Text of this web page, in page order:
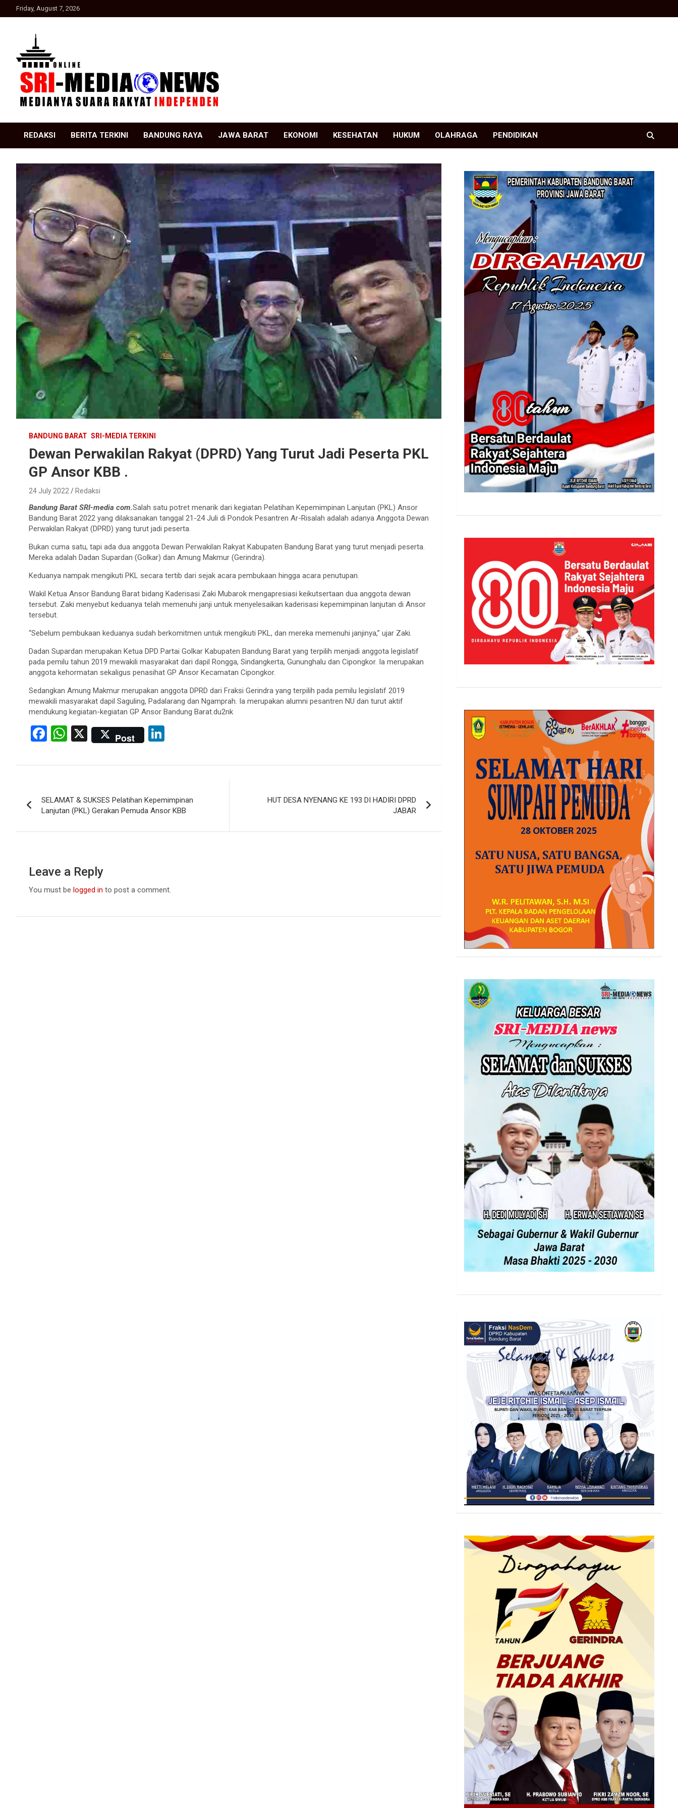
to
Friday, August 7, 2026
SRI Media news
REDAKSI BERITA TERKINI BANDUNG RAYA JAWA BARAT EKONOMI KESEHATAN HUKUM OLAHRAGA PENDIDIKAN
BANDUNG BARAT SRI-MEDIA TERKINI
Dewan Perwakilan Rakyat (DPRD) Yang Turut Jadi Peserta PKL
GP Ansor KBB .
24 July 2022 Redaksi
Bandung Barat SRI-media com.Salah satu potret menarik dari kegiatan Pelatihan Kepemimpinan Lanjutan (PKL) Ansor
Bandung Barat 2022 yang dilaksanakan tanggal 21-24 Juli di Pondok Pesantren Ar-Risalah adalah adanya Anggota Dewan
Perwakilan Rakyat (DPRD) yang turut jadi peserta.
Bukan cuma satu, tapi ada dua anggota Dewan Perwakilan Rakyat Kabupaten Bandung Barat yang turut menjadi peserta.
Mereka adalah Dadan Supardan (Golkar) dan Amung Makmur (Gerindra).
Keduanya nampak mengikuti PKL secara tertib dari sejak acara pembukaan hingga acara penutupan.
Wakil Ketua Ansor Bandung Barat bidang Kaderisasi Zaki Mubarok mengapresiasi keikutsertaan dua anggota dewan
tersebut. Zaki menyebut keduanya telah memenuhi janji untuk menyelesaikan kaderisasi kepemimpinan lanjutan di Ansor
tersebut.
“Sebelum pembukaan keduanya sudah berkomitmen untuk mengikuti PKL, dan mereka memenuhi janjinya,” ujar Zaki.
Dadan Supardan merupakan Ketua DPD Partai Golkar Kabupaten Bandung Barat yang terpilih menjadi anggota legislatif
pada pemilu tahun 2019 mewakili masyarakat dari dapil Rongga, Sindangkerta, Gununghalu dan Cipongkor. Ia merupakan
anggota kehormatan sekaligus penasihat GP Ansor Kecamatan Cipongkor.
Sedangkan Amung Makmur merupakan anggota DPRD dari Fraksi Gerindra yang terpilih pada pemilu legislatif 2019
mewakili masyarakat dapil Saguling, Padalarang dan Ngamprah. Ia merupakan alumni pesantren NU dan turut aktif
mendukung kegiatan-kegiatan GP Ansor Bandung Barat.du2nk
F
ce
o
o
k
W
at
A
p
p
X Post
ke
n
navigation
SELAMAT & SUKSES Pelatihan Kepemimpinan
Lanjutan (PKL) Gerakan Pemuda Ansor KBB
HUT DESA NYENANG KE 193 DI HADIRI DPRD
JABAR
Leave a Reply
You must be logged in to post a comment.